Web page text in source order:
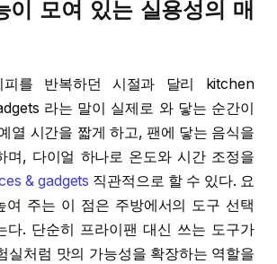
이 모여 있는 실용성의 매
를 반복하던 시절과 달리 kitchen
라는 말이 실제로 와 닿는 순간이
열 시간을 짧게 하고, 팬에 닿는 음식을
며, 다이얼 하나로 온도와 시간 조정을
& gadgets 직관적으로 할 수 있다. 요
여 주는 이 점은 주방에서의 도구 선택
다. 단순히 프라이팬 대신 쓰는 도구가
실처럼 맛의 가능성을 확장하는 역할을